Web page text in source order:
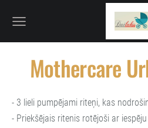
Mothercare
- 3 lieli pumpējami riteņi, kas
- Priekšējais ritenis rotējoši ar